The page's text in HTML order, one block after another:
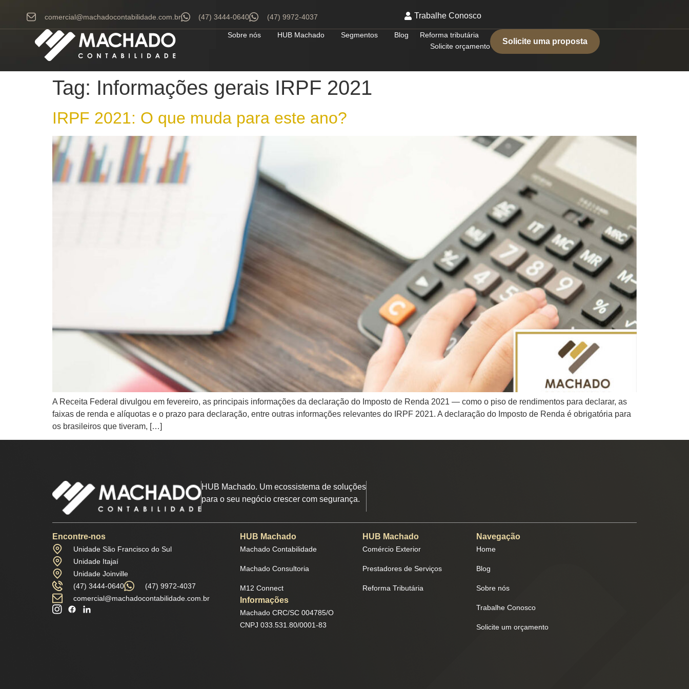
comercial@machadocontabilidade.com.br (47) 3444-0640 (47) 9972-4037 Trabalhe Conosco
Sobre nós HUB Machado Segmentos Blog
Reforma tributária
Solicite orçamento
Solicite uma proposta
Tag: Informações gerais IRPF 2021
IRPF 2021: O que muda para este ano?
A Receita Federal divulgou em fevereiro, as principais informações da declaração do Imposto de Renda 2021 — como o piso de rendimentos para declarar, as
faixas de renda e alíquotas e o prazo para declaração, entre outras informações relevantes do IRPF 2021. A declaração do Imposto de Renda é obrigatória para
os brasileiros que tiveram, […]
HUB Machado. Um ecossistema de soluções
para o seu negócio crescer com segurança.
Encontre-nos
Unidade São Francisco do Sul
Unidade Itajaí
Unidade Joinville
(47) 3444-0640
(47) 9972-4037
comercial@machadocontabilidade.com.br
HUB Machado
Machado Contabilidade
Machado Consultoria
M12 Connect
Informações
Machado CRC/SC 004785/O
CNPJ 033.531.80/0001-83
HUB Machado
Comércio Exterior
Prestadores de Serviços
Reforma Tributária
Navegação
Home
Blog
Sobre nós
Trabalhe Conosco
Solicite um orçamento